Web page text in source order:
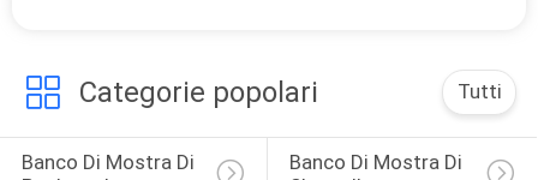
Categorie popolari Tutti
Banco Di Mostra Di
Banco Di Mostra Di